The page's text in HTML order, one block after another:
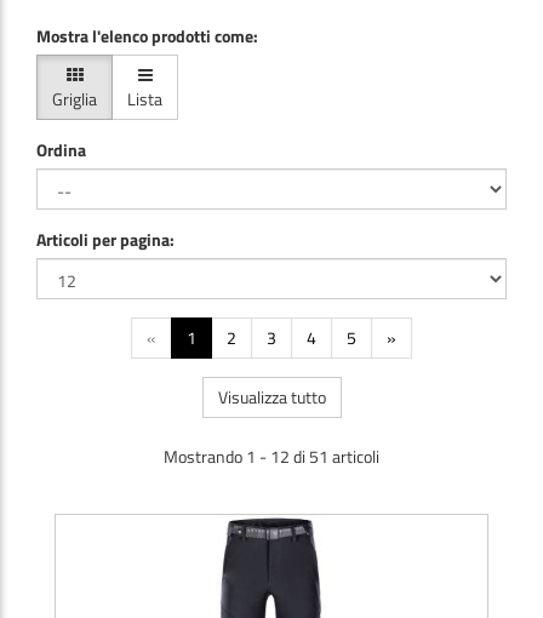
Mostra l'elenco prodotti come:
Griglia
Lista
Ordina
Articoli per pagina:
« 1 2 3 4 5 »
Visualizza tutto
Mostrando 1 - 12 di 51 articoli